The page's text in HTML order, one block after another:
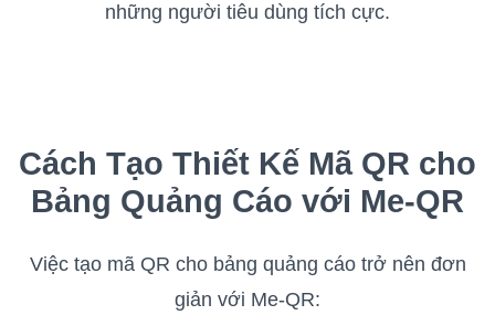
những người tiêu dùng tích cực.
Cách Tạo Thiết Kế Mã QR cho
Bảng Quảng Cáo với Me-QR
Việc tạo mã QR cho bảng quảng cáo trở nên đơn
giản với Me-QR: